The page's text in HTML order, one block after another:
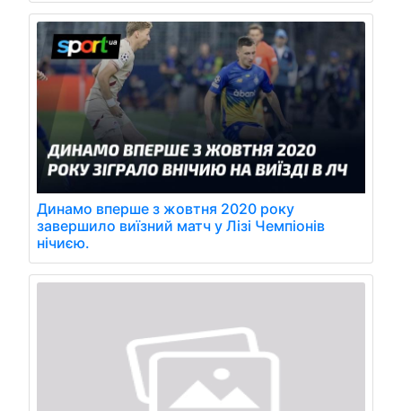
Динамо вперше з жовтня 2020 року
завершило виїзний матч у Лізі Чемпіонів
нічиєю.